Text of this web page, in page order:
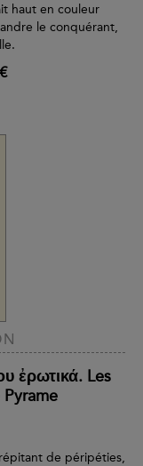
haut en couleur
le conquérant,
ἐρωτικά. Les
de péripéties,